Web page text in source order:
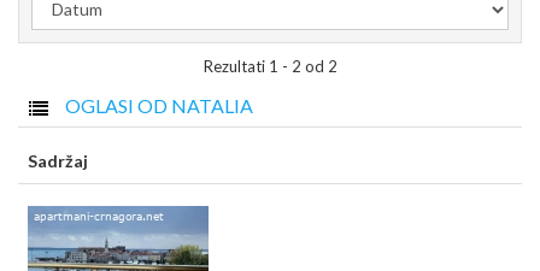
Rezultati 1 - 2 od 2
OGLASI OD NATALIA
Sadržaj